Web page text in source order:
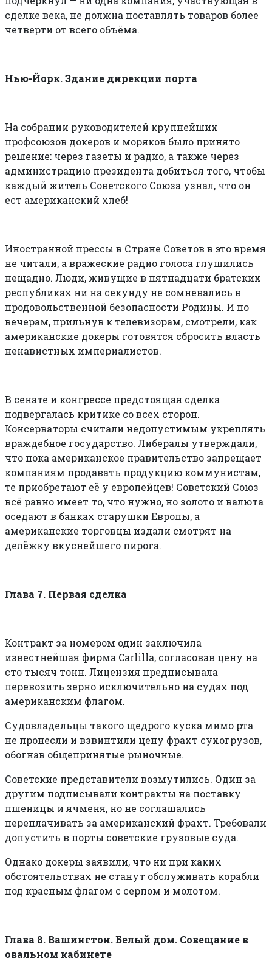
сделке века, не должна поставлять товаров более
четверти от всего объёма.
Нью-Йорк. Здание дирекции порта
На собрании руководителей крупнейших
профсоюзов докеров и моряков было принято
решение: через газеты и радио, а также через
администрацию президента добиться того, чтобы
каждый житель Советского Союза узнал, что он
ест американский хлеб!
Иностранной прессы в Стране Советов в это время
не читали, а вражеские радио голоса глушились
нещадно. Люди, живущие в пятнадцати братских
республиках ни на секунду не сомневались в
продовольственной безопасности Родины. И по
вечерам, прильнув к телевизорам, смотрели, как
американские докеры готовятся сбросить власть
ненавистных империалистов.
В сенате и конгрессе предстоящая сделка
подвергалась критике со всех сторон.
Консерваторы считали недопустимым укреплять
враждебное государство. Либералы утверждали,
что пока американское правительство запрещает
компаниям продавать продукцию коммунистам,
те приобретают её у европейцев! Советский Союз
всё равно имеет то, что нужно, но золото и валюта
оседают в банках старушки Европы, а
американские торговцы издали смотрят на
делёжку вкуснейшего пирога.
Глава 7. Первая сделка
Контракт за номером один заключила
известнейшая фирма Carlilla, согласовав цену на
сто тысяч тонн. Лицензия предписывала
перевозить зерно исключительно на судах под
американским флагом.
Судовладельцы такого щедрого куска мимо рта
не пронесли и взвинтили цену фрахт сухогрузов,
обогнав общепринятые рыночные.
Советские представители возмутились. Один за
другим подписывали контракты на поставку
пшеницы и ячменя, но не соглашались
переплачивать за американский фрахт. Требовали
допустить в порты советские грузовые суда.
Однако докеры заявили, что ни при каких
обстоятельствах не станут обслуживать корабли
под красным флагом с серпом и молотом.
Глава 8. Вашингтон. Белый дом. Совещание в
овальном кабинете